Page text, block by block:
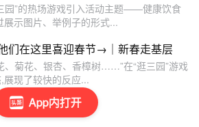
App内打开
园”的热场游戏引入活动主题——健康饮食
示图片、举例子的形式...
们在这里喜迎春节→｜新春走基层
、菊花、银杏、香樟树……”在“逛三园”游戏
现了较快的反应...